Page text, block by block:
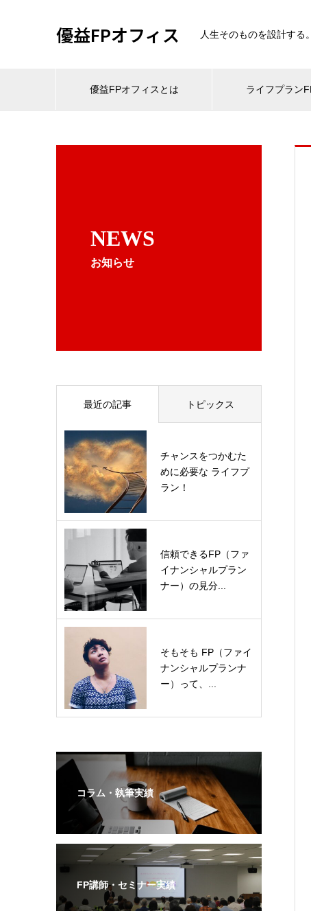
優益FPオフィス 人生そのものを設計する
優益FPオフィスとは ライフプラン
NEWS
お知らせ
最近の記事 トピックス
チャンスをつかむた
めに必要な ライフプ
ラン！
信頼できるFP（ファ
イナンシャルプラン
ナー）の見分...
そもそも FP（ファイ
ナンシャルプランナ
ー）って、...
コラム・執筆実績
FP講師・セミナー実績